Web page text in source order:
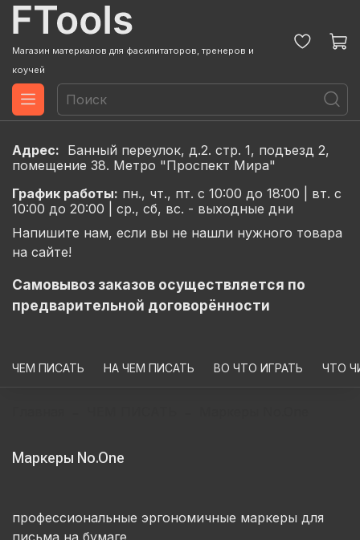
Магазин материалов для фасилитаторов, тренеров и
коучей
Адрес: Банный переулок, д.2. стр. 1, подъезд 2,
помещение 38. Метро "Проспект Мира"
График работы: пн., чт., пт. с 10:00 до 18:00 | вт. с
10:00 до 20:00 | ср., сб, вс. - выходные дни
Напишите нам, если вы не нашли нужного товара
на сайте!
Самовывоз заказов осуществляется по
предварительной договорённости
ЧЕМ ПИСАТЬ НА ЧЕМ ПИСАТЬ ВО ЧТО ИГРАТЬ ЧТО
Маркеры No.One
профессиональные эргономичные маркеры для